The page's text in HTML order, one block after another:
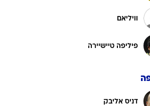
וויליאם
פיליפה טיישיירה
דניס אליבק